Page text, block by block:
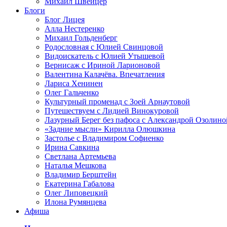
Блоги
Блог Лицея
Алла Нестеренко
Михаил Гольденберг
Родословная с Юлией Свинцовой
Видоискатель с Юлией Утышевой
Вернисаж с Ириной Ларионовой
Валентина Калачёва. Впечатления
Лариса Хенинен
Олег Гальченко
Культурный променад с Зоей Арнаутовой
Путешествуем с Лидией Винокуровой
Лазурный Берег без пафоса с Александрой
«Задние мысли» Кирилла Олюшкина
Застолье с Владимиром Софиенко
Ирина Савкина
Светлана Артемьева
Наталья Мешкова
Владимир Берштейн
Екатерина Габалова
Олег Липовецкий
Илона Румянцева
Афиша